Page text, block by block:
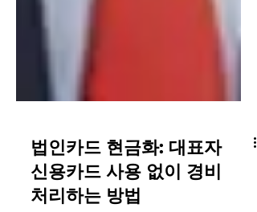
법인카드 현금화: 대표자
신용카드 사용 없이 경비